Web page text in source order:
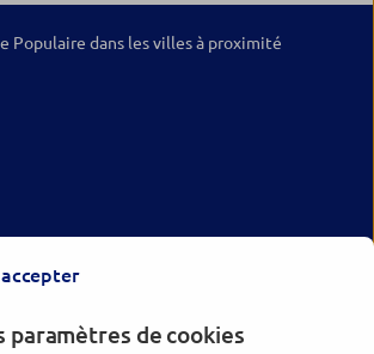
Populaire dans les villes à proximité
paramètres de cookies